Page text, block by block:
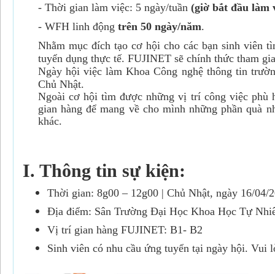
- Thời gian làm việc: 5 ngày/tuần (giờ bắt đầu làm
- WFH linh động trên 50 ngày/năm.
Nhằm mục đích tạo cơ hội cho các bạn sinh viên
tuyển dụng thực tế. FUJINET sẽ chính thức tham gia
Ngày hội việc làm Khoa Công nghệ thông tin
Chủ Nhật.
Ngoài cơ hội tìm được những vị trí công việc phù
gian hàng để mang về cho mình những phần quà
khác.
I. Thông tin sự kiện:
Thời gian: 8g00 – 12g00 | Chủ Nhật, ngày 16/04/
Địa điểm: Sân Trường Đại Học Khoa Học Tự
Vị trí gian hàng FUJINET: B1- B2
Sinh viên có nhu cầu ứng tuyển tại ngày hội. Vui